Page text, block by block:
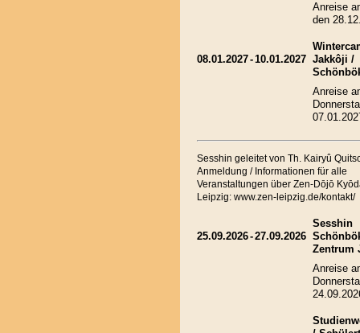
Anreise
den
08.01.2027-10.01.2027 Jakkôji /
Anreise
Sesshin geleitet von Th. Kairyû
Anmeldung / Informationen für alle
Veranstaltungen über Zen-Dōjō
Leipzig: www.zen-leipzig.de/kontakt/
25.09.2026-27.09.2026
Sesshin
Zentrum
Anreise